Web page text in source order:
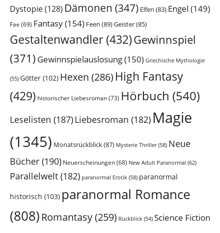
Dystopie(128) Dämonen (347) Elfen (83) Engel (149)
Fae (69) Fantasy(154) Feen (89)Geister(85)
Gestaltenwandler (432)Gewinnspiel
(371) Gewinnspielauslosung(150) Griechische Mythologie
(55) Götter (102) Hexen (286) High Fantasy
(429) historischer Liebesroman(73) Hörbuch (540)
Leselisten (187)Liebesroman (182) Magie
(1345) Monatsrückblick(87) Mysterie Thriller(58) Neue
Bücher (190) Neuerscheinungen(68) New Adult Paranormal (62)
Parallelwelt (182) paranormal Erotik (58) paranormal
historisch (103) paranormal Romance
(808) Romantasy(259) Rückblick (54) Science Fiction